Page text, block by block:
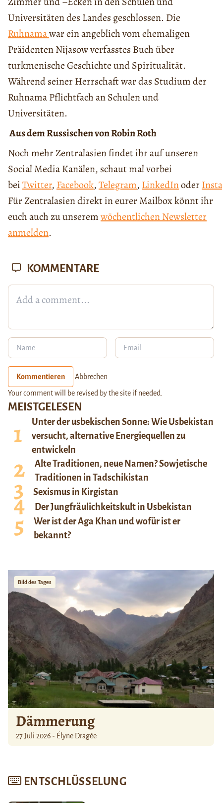
Universitäten des Landes geschlossen. Die
Ruhnamawar ein angeblich vom ehemaligen
Präidenten Nijasow verfasstes Buch über
turkmenische Geschichte und Spiritualität.
Während seiner Herrschaft war das Studium der
Ruhnama Pflichtfach an Schulen und
Universitäten.
Aus dem Russischen von Robin Roth
Noch mehr Zentralasien findet ihr auf unseren
Social Media Kanälen, schaut mal vorbei
beiTwitter, Facebook,Telegram, LinkedInoder
Für Zentralasien direkt in eurer Mailbox könnt ihr
euch auch zu unseremwöchentlichen Newsletter
anmelden.
MEISTGELESEN
Unter der usbekischen Sonne: Wie Usbekistan
versucht, alternative Energiequellen zu
entwickeln
Alte Traditionen, neue Namen? Sowjetische
Traditionen in Tadschikistan
Sexismus in Kirgistan
Der Jungfräulichkeitskult in Usbekistan
Wer ist der Aga Khan und wofür ist er
bekannt?
Bild des Tages
Dämmerung
27 Juli 2026 - Élyne Dragée
ENTSCHLÜSSELUNG
KOMMENTARE
Kommentieren Abbrechen
Your comment will be revised by the site if needed.